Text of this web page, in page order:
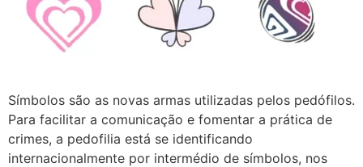
Símbolos são as novas armas utilizadas pelos pedófilos.
Para facilitar a comunicação e fomentar a prática de
crimes, a pedofilia está se identificando
internacionalmente por intermédio de símbolos, nos